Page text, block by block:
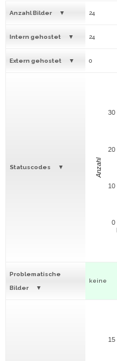
Anzahl Bilder 24
Intern gehostet 24
Extern gehostet 0
Statuscodes
0
10
20
30
Anzahl
Problematische
Bilder
keine
15